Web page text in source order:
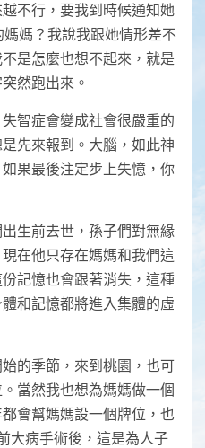
不行，要我到時候通知她
媽？我說我跟她情形差不
是怎麼也想不起來，就是
然跑出來。
智症會變成社會很嚴重的
先來報到。大腦，如此神
果最後注定步上失憶，你
生前去世，孫子們對無緣
在他只存在媽媽和我們這
記憶也會跟著消失，這種
和記憶都將進入集體的虛
的季節，來到桃園，也可
當然我也想為媽媽做一個
會幫媽媽設一個牌位，也
大病手術後，這是為人子